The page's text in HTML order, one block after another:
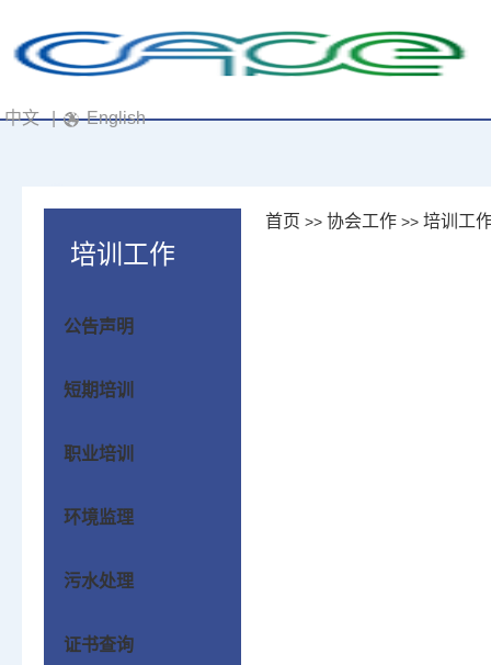
中文 | English
培训工作
公告声明
短期培训
职业培训
环境监理
污水处理
证书查询
首页 >> 协会工作>> 培训工